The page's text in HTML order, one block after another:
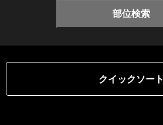
部位検索
クイックソート